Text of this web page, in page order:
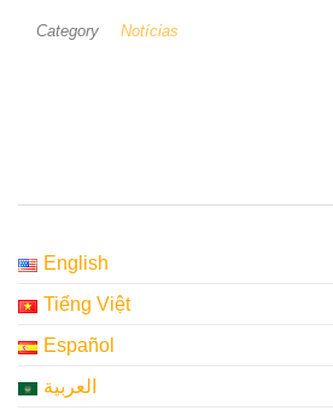
Category Notícias
English
Tiếng Việt
Español
العربية